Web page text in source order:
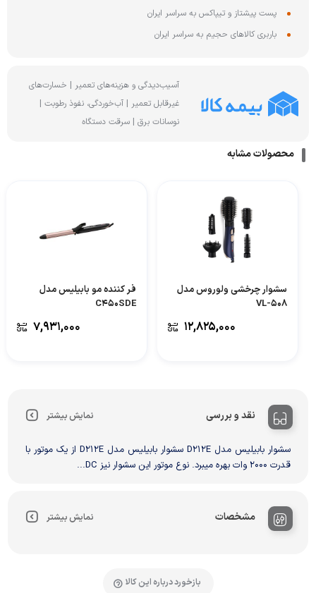
پست پیشتاز و تیپاکس به سراسر ایران
باربری کالاهای حجیم به سراسر ایران
آسیب‌دیدگی و هزینه‌های تعمیر | خسارت‌های
غیرقابل تعمیر | آب‌خوردگی، نفوذ رطوبت |
نوسانات برق | سرقت دستگاه
محصولات مشابه
سشوار چرخشی ولوروس مدل
VL-508
۱۲,۸۲۵,۰۰۰
فر کننده مو بابیلیس مدل
C450SDE
۷,۹۳۱,۰۰۰
نقد و بررسی نمایش بیشتر
سشوار بابیلیس مدل D212E سشوار بابیلیس مدل D212E از یک موتور با
قدرت 2000 وات بهره میبرد. نوع موتور این سشوار نیز DC...
مشخصات نمایش بیشتر
بازخورد درباره این کالا